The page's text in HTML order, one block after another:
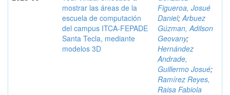
mostrar las áreas de la
escuela de computación
del campus ITCA-FEPADE
Santa Tecla, mediante
modelos 3D
Figueroa, Josué
Daniel;Arbuez
Gúzman, Adilson
Geovany;
Hernández
Andrade,
Guillermo Josué;
Ramírez Reyes,
Raisa Fabiola